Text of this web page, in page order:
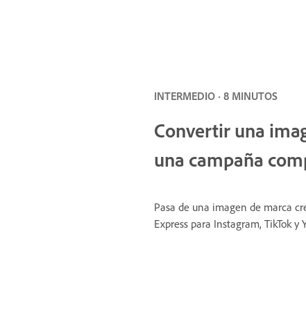
INTERMEDIO · 8 MINUTOS
Convertir una
una campaña
Pasa de una imagen de marca
Express para Instagram, TikTok y